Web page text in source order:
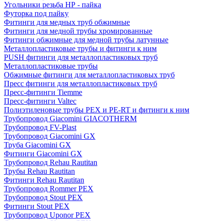
Угольники резьба НР - пайка
Футорка под пайку
Фитинги для медных труб обжимные
Фитинги для медной трубы хромированные
Фитинги обжимные для медной трубы латунные
Металлопластиковые трубы и фитинги к ним
PUSH фитинги для металлопластиковых труб
Металлопластиковые трубы
Обжимные фитинги для металлопластиковых труб
Пресс фитинги для металлопластиковых труб
Пресс-фитинги Tiemme
Пресс-фитинги Valtec
Полиэтиленовые трубы PEX и PE-RT и фитинги к ним
Трубопровод Giacomini GIACOTHERM
Трубопровод FV-Plast
Трубопровод Giacomini GX
Труба Giacomini GX
Фитинги Giacomini GX
Трубопровод Rehau Rautitan
Трубы Rehau Rautitan
Фитинги Rehau Rautitan
Трубопровод Rommer PEX
Трубопровод Stout PEX
Фитинги Stout PEX
Трубопровод Uponor PEX